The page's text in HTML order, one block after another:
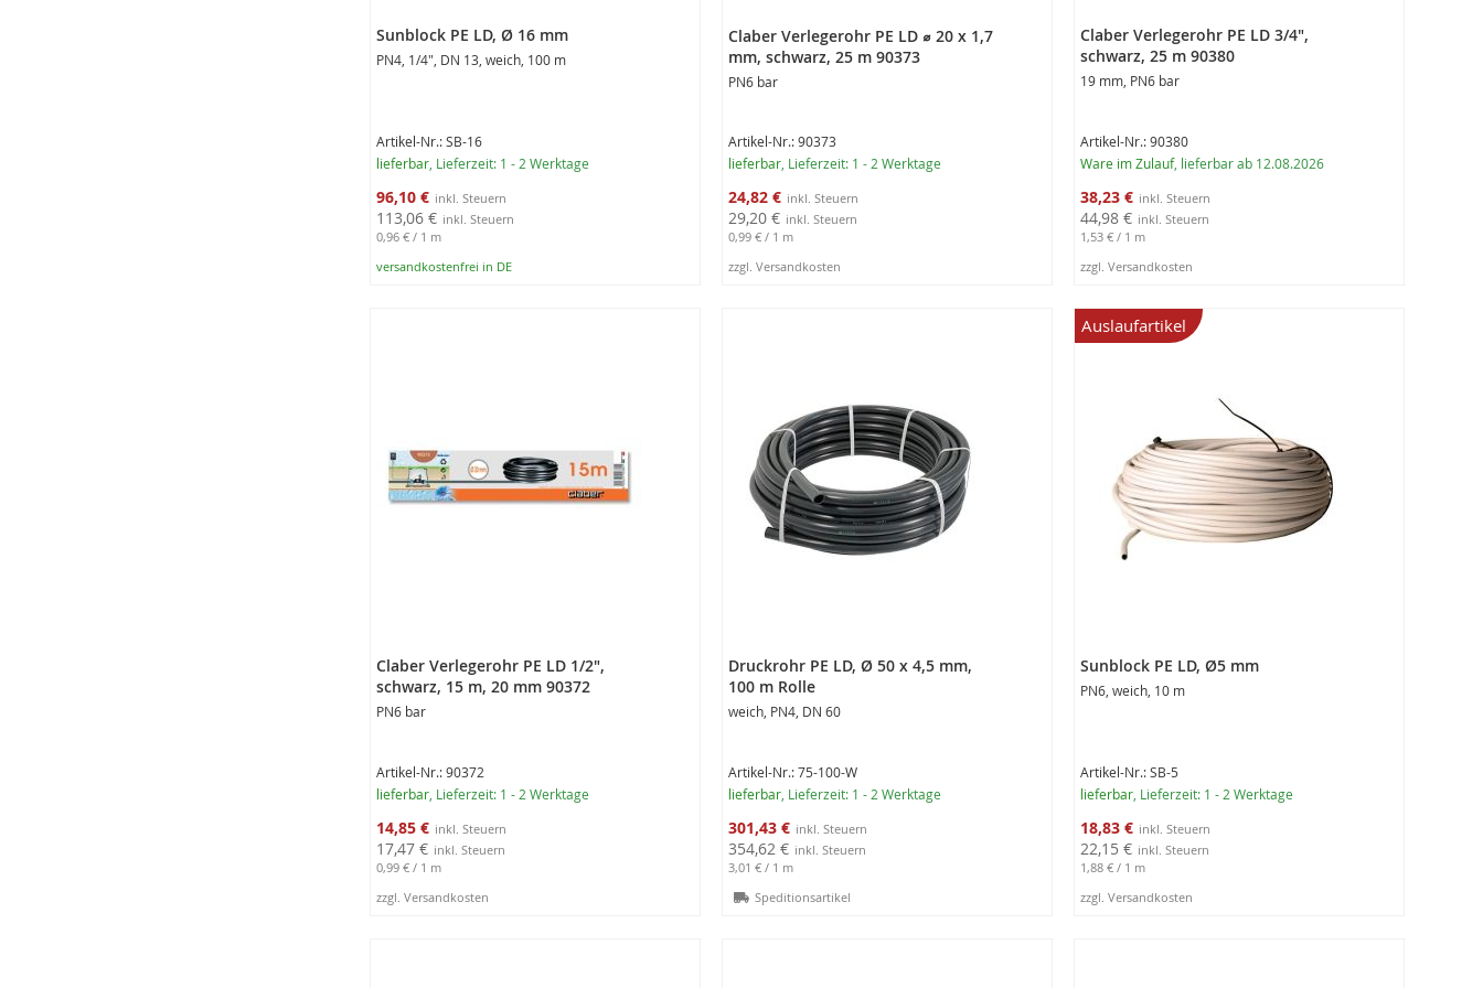
Sunblock PE LD, Ø 16 mm
PN4, 1/4", DN 13, weich, 100 m
Artikel-Nr.: SB-16
lieferbar , Lieferzeit: 1 - 2 Werktage
Sonderangebot
96,10 €
113,06 €
0,96 € / 1 m
versandkostenfrei in DE
Claber Verlegerohr PE LD ⌀ 20 x 1,7
mm, schwarz, 25 m 90373
PN6 bar
Artikel-Nr.: 90373
lieferbar , Lieferzeit: 1 - 2 Werktage
Sonderangebot
24,82 €
29,20 €
0,99 € / 1 m
zzgl. Versandkosten
Claber Verlegerohr PE LD 3/4",
schwarz, 25 m 90380
19 mm, PN6 bar
Artikel-Nr.: 90380
Ware im Zulauf, lieferbar ab 12.08.2026
Sonderangebot
38,23 €
44,98 €
1,53 € / 1 m
zzgl. Versandkosten
Claber Verlegerohr PE LD 1/2",
schwarz, 15 m, 20 mm 90372
PN6 bar
Artikel-Nr.: 90372
lieferbar , Lieferzeit: 1 - 2 Werktage
Sonderangebot
14,85 €
17,47 €
0,99 € / 1 m
zzgl. Versandkosten
Druckrohr PE LD, Ø 50 x 4,5 mm,
100 m Rolle
weich, PN4, DN 60
Artikel-Nr.: 75-100-W
lieferbar , Lieferzeit: 1 - 2 Werktage
Sonderangebot
301,43 €
354,62 €
3,01 € / 1 m
Speditionsartikel
Auslaufartikel
Sunblock PE LD, Ø5 mm
PN6, weich, 10 m
Artikel-Nr.: SB-5
lieferbar , Lieferzeit: 1 - 2 Werktage
Sonderangebot
18,83 €
22,15 €
1,88 € / 1 m
zzgl. Versandkosten